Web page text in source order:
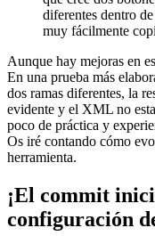
diferentes dentro
muy fácilmente
Aunque hay mejoras en
En una prueba más
dos ramas diferentes, la
evidente y el XML no
poco de práctica y
Os iré contando cómo
herramienta.
¡El commit
configuración